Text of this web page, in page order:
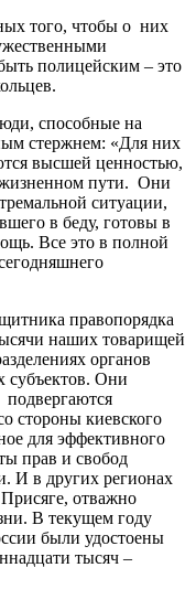
того, чтобы о них
полицейским – это
способные на
стержнем: «Для них
высшей ценностью,
пути. Они
ситуации,
в беду, готовы в
Все это в полной
правопорядка
наших товарищей
органов
субъектов. Они
подвергаются
стороны киевского
для эффективного
прав и свобод
И в других регионах
отважно
В текущем году
были удостоены
тысяч –